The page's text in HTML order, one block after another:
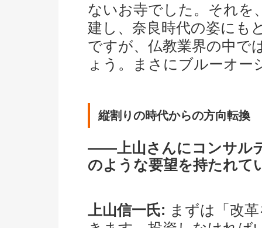
ないお寺でした。それを
建し、奈良時代の姿にも
ですが、仏教業界の中で
ょう。まさにブルーオー
縦割りの時代からの方向転換
――上山さんにコンサル
のような要望を持たれて
上山信一氏: まずは「改